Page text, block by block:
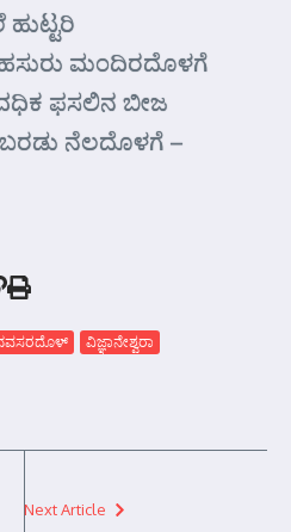
ಮಂದಿರದೊಳಗೆ
ಫಸಲಿನ ಬೀಜ
ನೆಲದೊಳಗೆ –
ವಿಜ್ಞಾನೇಶ್ವರಾ
Next Article